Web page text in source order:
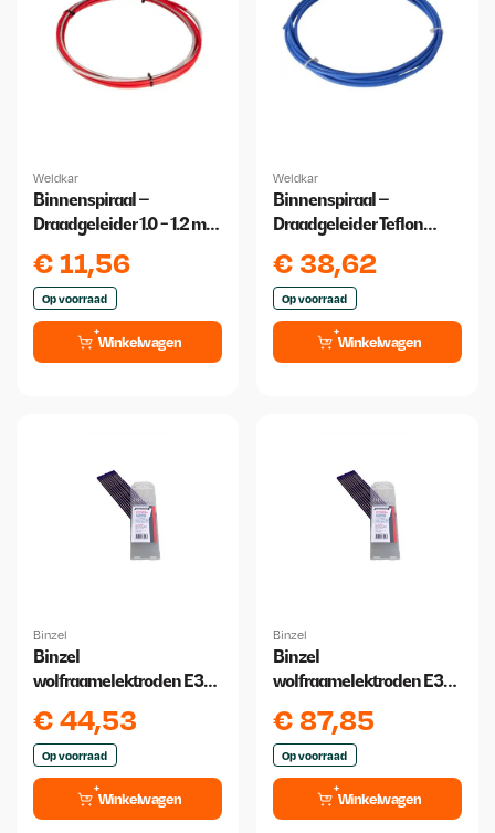
Weldkar
Binnenspiraal –
Draadgeleider 1.0 - 1.2 mm
€11,56
Op voorraad
Winkelwagen
Weldkar
Binnenspiraal –
Draadgeleider Teflon
€ 38,62
Op voorraad
Winkelwagen
Binzel
Binzel
wolfraamelektroden E3
€44,53
Op voorraad
Winkelwagen
Binzel
Binzel
wolfraamelektroden E3
stuks
€87,85
Op voorraad
Winkelwagen